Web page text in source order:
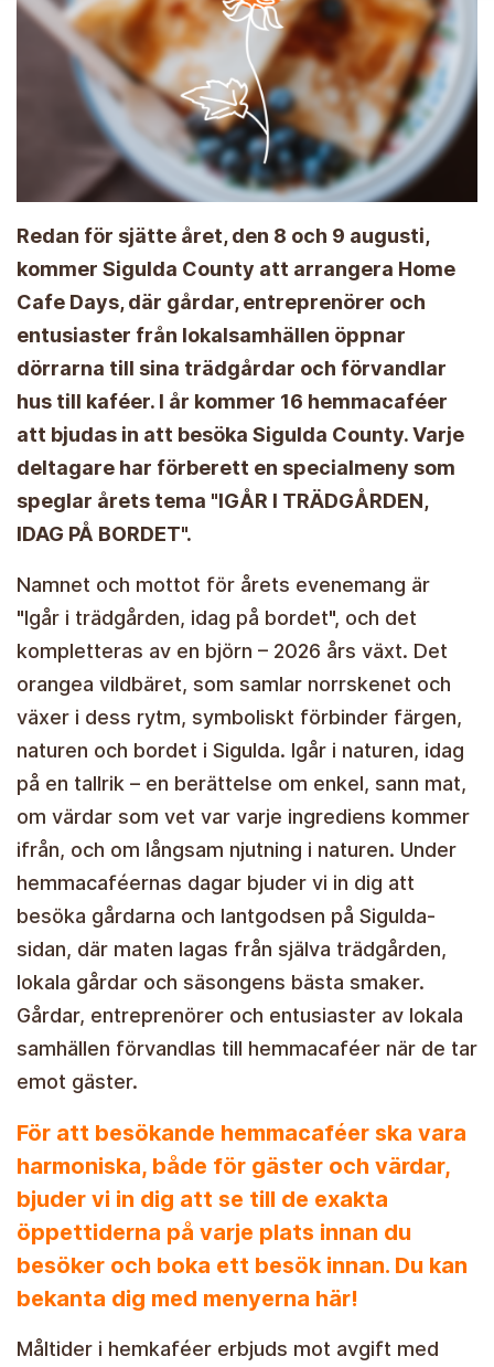
Redan för sjätte året, den 8 och 9 augusti,
kommer Sigulda County att arrangera Home
Cafe Days, där gårdar, entreprenörer och
entusiaster från lokalsamhällen öppnar
dörrarna till sina trädgårdar och förvandlar
hus till kaféer. I år kommer 16 hemmacaféer
att bjudas in att besöka Sigulda County. Varje
deltagare har förberett en specialmeny som
speglar årets tema "IGÅR I TRÄDGÅRDEN,
IDAG PÅ BORDET".
Namnet och mottot för årets evenemang är
"Igår i trädgården, idag på bordet", och det
kompletteras av en björn – 2026 års växt. Det
orangea vildbäret, som samlar norrskenet och
växer i dess rytm, symboliskt förbinder färgen,
naturen och bordet i Sigulda. Igår i naturen, idag
på en tallrik – en berättelse om enkel, sann mat,
om värdar som vet var varje ingrediens kommer
ifrån, och om långsam njutning i naturen. Under
hemmacaféernas dagar bjuder vi in dig att
besöka gårdarna och lantgodsen på Sigulda-
sidan, där maten lagas från själva trädgården,
lokala gårdar och säsongens bästa smaker.
Gårdar, entreprenörer och entusiaster av lokala
samhällen förvandlas till hemmacaféer när de tar
emot gäster.
För att besökande hemmacaféer ska vara
harmoniska, både för gäster och värdar,
bjuder vi in dig att se till de exakta
öppettiderna på varje plats innan du
besöker och boka ett besök innan. Du kan
bekanta dig med menyerna här!
Måltider i hemkaféer erbjuds mot avgift med